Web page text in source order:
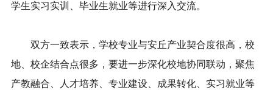
学生实习实训、毕业生就业等进行深入交流。
双方一致表示，学校专业与安丘产业契合度很高，校
地、校企结合点很多，要进一步深化校地协同联动，聚焦
产教融合、人才培养、专业建设、成果转化、实习就业等